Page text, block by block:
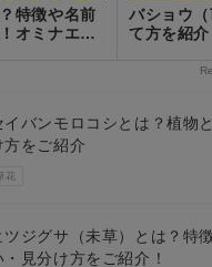
特徴や名前
オミナエシ
バショウ
て方を紹
花
イバンモロコシとは？植物
方をご紹介
ツジグサ（未草）とは？特
・見分け方をご紹介！